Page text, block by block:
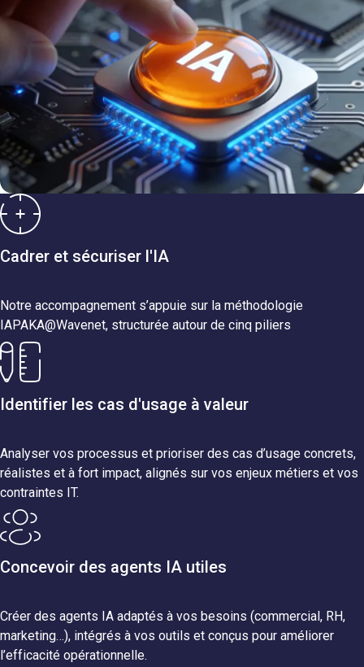
Cadrer et sécuriser l'IA
Notre accompagnement s’appuie sur la méthodologie
IAPAKA@Wavenet, structurée autour de cinq piliers
Identifier les cas d'usage à valeur
Analyser vos processus et prioriser des cas d’usage concrets,
réalistes et à fort impact, alignés sur vos enjeux métiers et vos
contraintes IT.
Concevoir des agents IA utiles
Créer des agents IA adaptés à vos besoins (commercial, RH,
marketing…), intégrés à vos outils et conçus pour améliorer
l’efficacité opérationnelle.